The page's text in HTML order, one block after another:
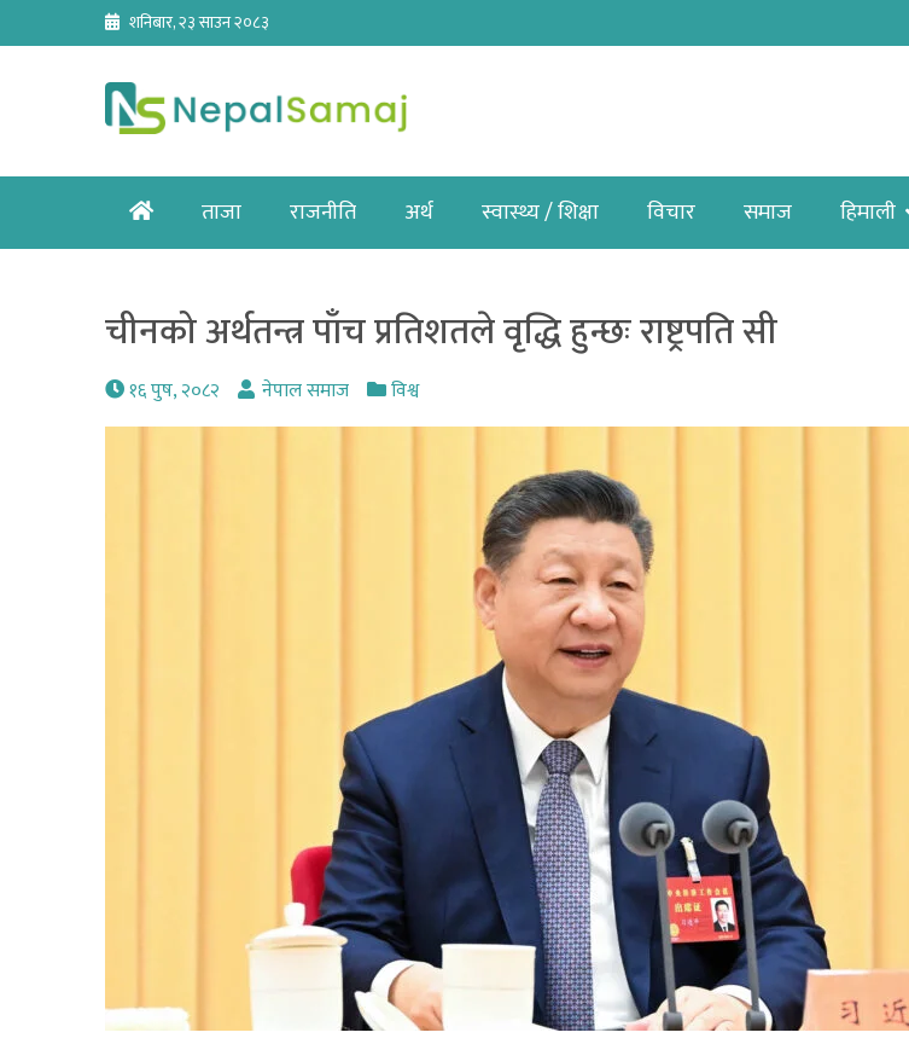
content
शनिबार, २३ साउन २०८३
Homeताजा राजनीति अर्थ स्वास्थ्य / शिक्षा विचार समाज हिमाली
चीनको अर्थतन्त्र पाँच प्रतिशतले वृद्धि हुन्छः राष्ट्रपति सी
१६ पुष, २०८२ नेपाल समाज विश्व